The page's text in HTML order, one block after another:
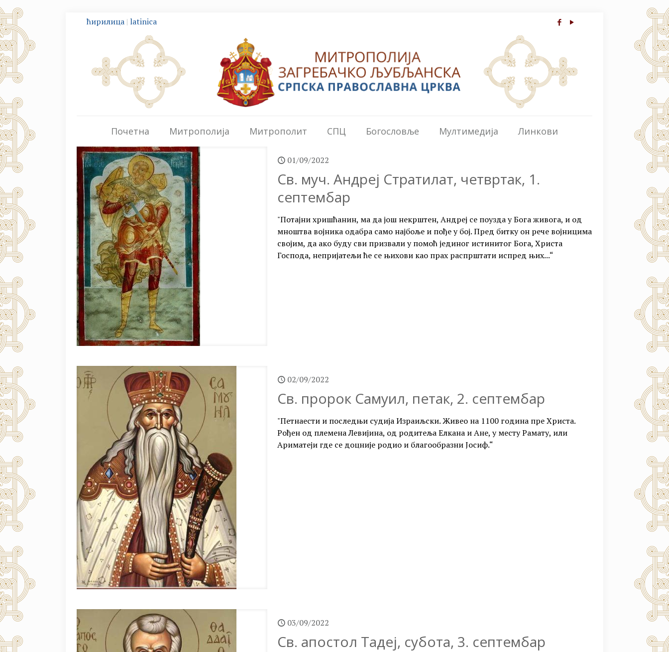
ћирилица | latinica
Почетна Митрополија Митрополит СПЦ Богословље Мултимедија Линкови
01/09/2022
Св. муч. Андреј Стратилат, четвртак, 1.
септембар
"Потајни хришћанин, ма да још некрштен, Андреј се поузда у Бога живога, и од
мноштва војника одабра само најбоље и пође у бој. Пред битку он рече војницима
својим, да ако буду сви призвали у помоћ јединог истинитог Бога, Христа
Господа, непријатељи ће се њихови као прах распрштати испред њих...“
02/09/2022
Св. пророк Самуил, петак, 2. септембар
"Петнаести и последњи судија Израиљски. Живео на 1100 година пре Христа.
Рођен од племена Левијина, од родитеља Елкана и Ане, у месту Рамату, или
Ариматеји где се доцније родио и благообразни Јосиф.“
03/09/2022
Св. апостол Тадеј, субота, 3. септембар